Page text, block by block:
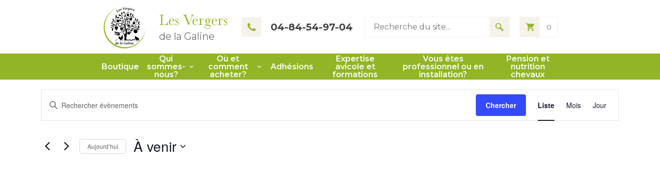
Les Vergers
de la Galine
04-84-54-97-04 0
Boutique
Qui
sommes-
nous?
Où et
comment
acheter?
Adhésions
Expertise
avicole et
formations
Vous êtes
professionnel ou en
installation?
Pension et
nutrition
chevaux
Recherche
et
navigation
de
Saisir
mot-
Rechercher
mot-
Chercher
de
Liste Mois Jour
Aujourd’hui À venir